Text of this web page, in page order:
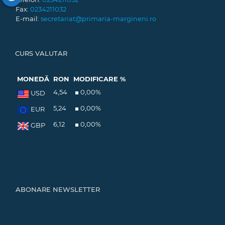
Fax: 0234211032
E-mail: secretariat@primaria-margineni.ro
CURS VALUTAR
MONEDĂ RON
MODIFICARE %
USD
4,54 0,00%
EUR 5,24 0,00%
GBP 6,12 0,00%
ABONARE NEWSLETTER